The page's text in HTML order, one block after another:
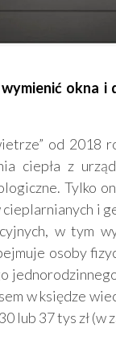
okna
od 2018
ciepła z
Tylko
i
w tym
osoby
w księdze
lub 37 tys zł (w